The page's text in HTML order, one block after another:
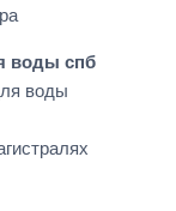
воды спб
воды